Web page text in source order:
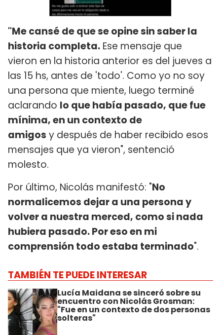
"Me cansé de que se opine sin saber la
historia completa. Ese mensaje que
vieron en la historia anterior es del jueves a
las 15 hs, antes de 'todo'. Como yo no soy
una persona que miente, luego terminé
aclarando lo que había pasado, que fue
mínima, en un contexto de
amigos y después de haber recibido esos
mensajes que ya vieron", sentenció
molesto.
Por último, Nicolás manifestó: "No
normalicemos dejar a una persona y
volver a nuestra merced, como si nada
hubiera pasado. Por eso en mi
comprensión todo estaba terminado".
TAMBIÉN TE PUEDE INTERESAR
Lucía Maidana se sinceró sobre su
encuentro con Nicolás Grosman:
"Fue en un contexto de dos personas
solteras"